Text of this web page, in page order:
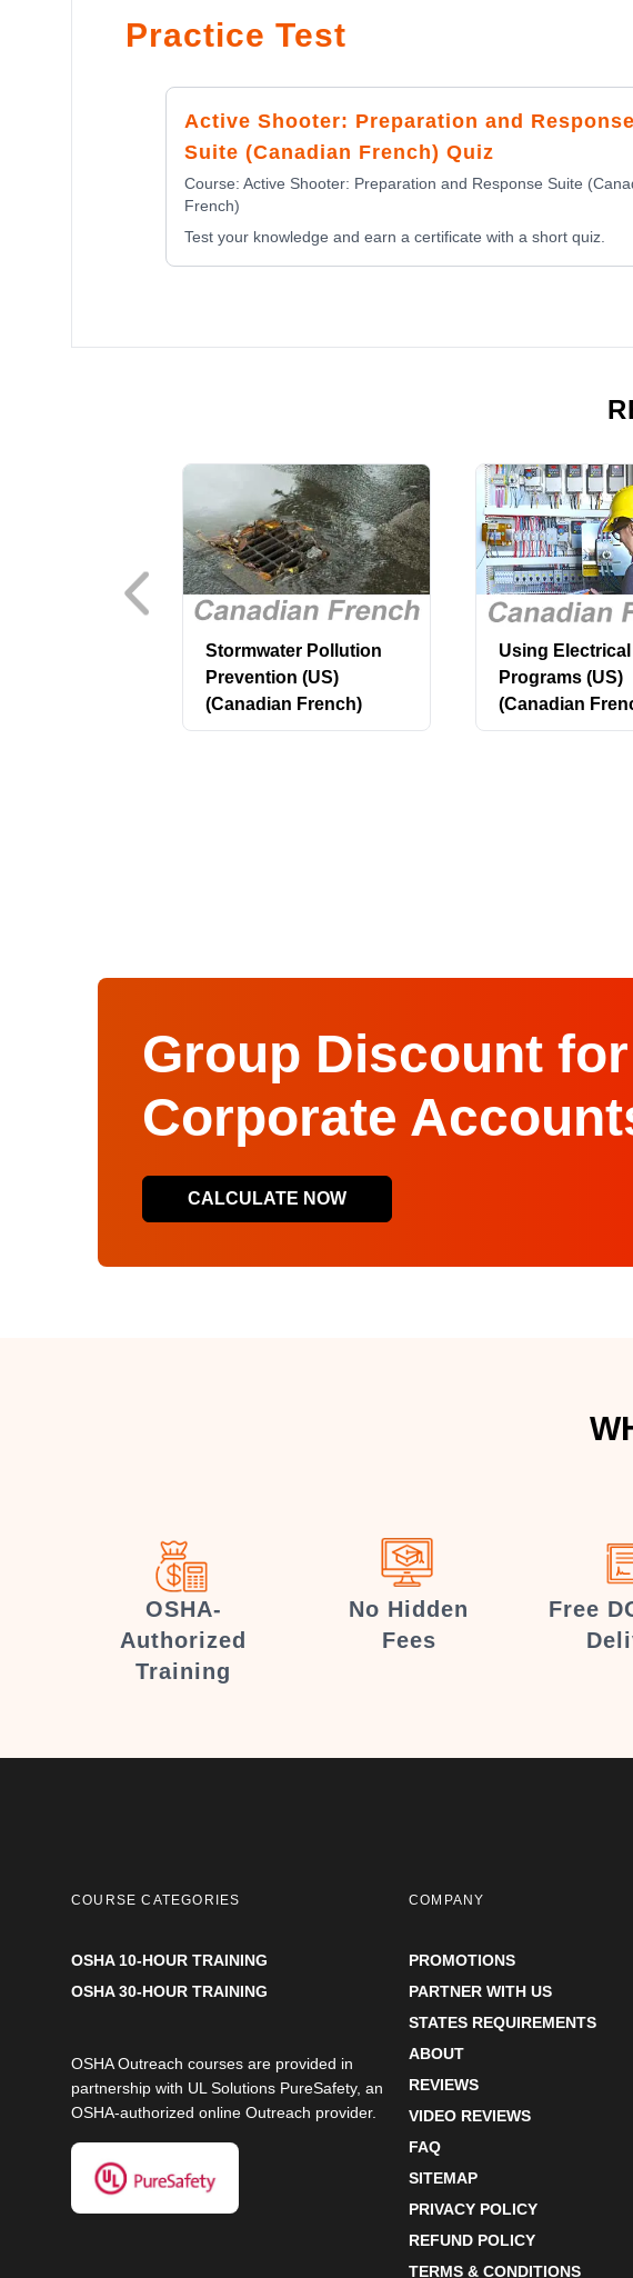
Practice Test
Active Shooter: Preparation and Response
Suite (Canadian French) Quiz
Course: Active Shooter: Preparation and Response Suite
French)
Test your knowledge and earn a certificate with a short quiz.
Stormwater Pollution
Prevention (US)
(Canadian French)
Using
Programs (US)
(Canadian
Group Discount for
Corporate
CALCULATE NOW
OSHA-
Authorized
Training
No Hidden
Fees
Free
COURSE CATEGORIES
OSHA 10-HOUR TRAINING
OSHA 30-HOUR TRAINING
OSHA Outreach courses are provided in
partnership with UL Solutions PureSafety, an
OSHA-authorized online Outreach provider.
COMPANY
PROMOTIONS
PARTNER WITH US
STATES REQUIREMENTS
ABOUT
REVIEWS
VIDEO REVIEWS
FAQ
SITEMAP
PRIVACY POLICY
REFUND POLICY
TERMS & CONDITIONS